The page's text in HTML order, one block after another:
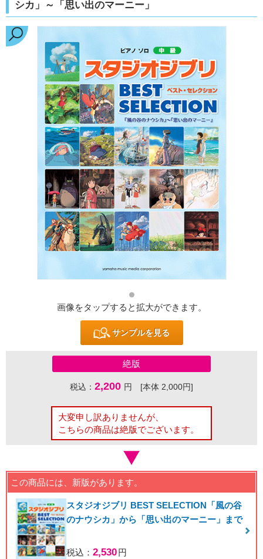
シカ」～「思い出のマーニー」
画像をタップすると拡大ができます。
サンプルを見る
絶版
税込： 2,200 円 [本体 2,000円]
大変申し訳ありませんが、
こちらの商品は絶版でございます。
この商品には、新版があります。
スタジオジブリ BEST SELECTION「風の谷
のナウシカ」から「思い出のマーニー」まで
税込： 2,530円